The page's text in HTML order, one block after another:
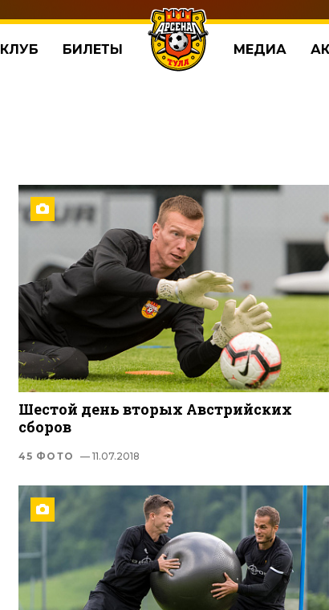
КЛУБ БИЛЕТЫ МЕДИА
Шестой день вторых Австрийских
сборов
45 ФОТО — 11.07.2018